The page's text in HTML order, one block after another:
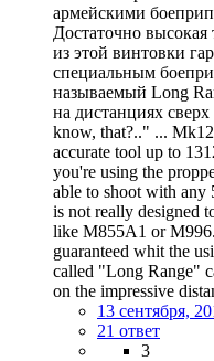
армейскими
Достаточно высокая
из этой винтовки
специальным
называемый Long
на дистанциях
know, that?.." ...
accurate tool up to
you're using the
able to shoot with any
is not really designed
like M855A1 or
guaranteed whit the
called "Long Range"
on the impressive
13 сентября,
21 ответ
3